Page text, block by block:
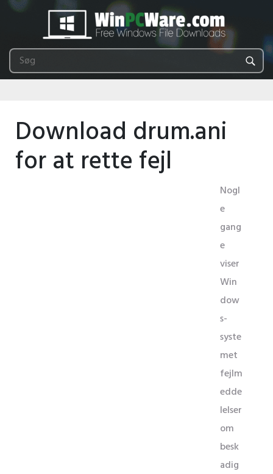
Download drum.ani
for at rette fejl
Nogl
e
gang
e
viser
Win
dow
s-
syste
met
fejlm
edde
lelser
om
besk
adig